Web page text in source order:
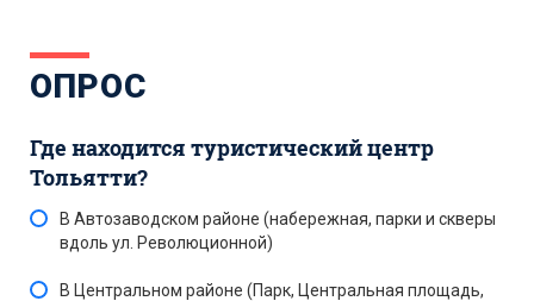
ОПРОС
Где находится туристический центр
Тольятти?
В Автозаводском районе (набережная, парки и скверы
вдоль ул. Революционной)
В Центральном районе (Парк, Центральная площадь,